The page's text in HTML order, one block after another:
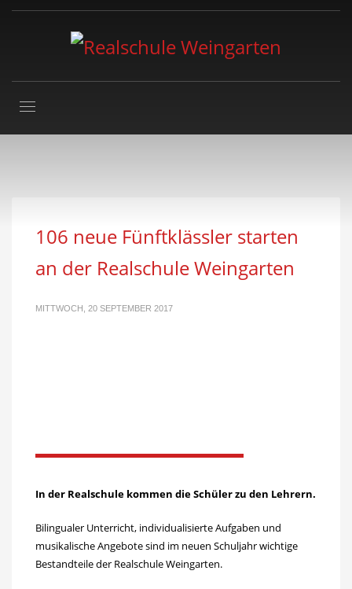
106 neue Fünftklässler starten
an der Realschule Weingarten
MITTWOCH, 20 SEPTEMBER 2017
In der Realschule kommen die Schüler zu den Lehrern.
Bilingualer Unterricht, individualisierte Aufgaben und
musikalische Angebote sind im neuen Schuljahr wichtige
Bestandteile der Realschule Weingarten.